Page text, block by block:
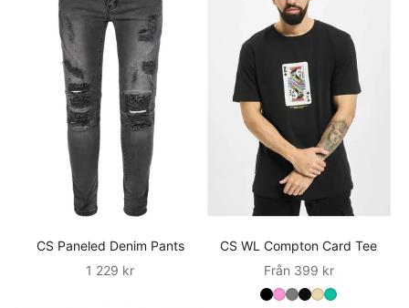
CS Paneled Denim Pants
Sale
1 229 kr
CS WL Compton Card Tee
Sale
Från 399 kr